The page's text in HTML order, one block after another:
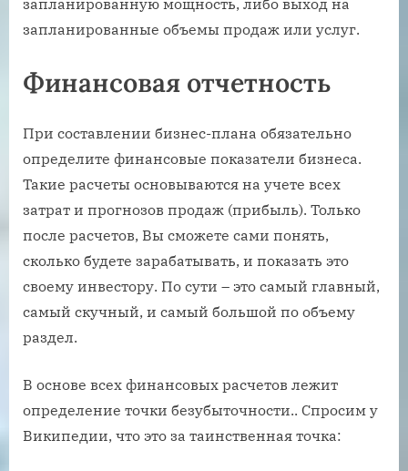
запланированные объемы продаж или услуг.
Финансовая отчетность
При составлении бизнес-плана обязательно
определите финансовые показатели бизнеса.
Такие расчеты основываются на учете всех
затрат и прогнозов продаж (прибыль). Только
после расчетов, Вы сможете сами понять,
сколько будете зарабатывать, и показать это
своему инвестору. По сути – это самый главный,
самый скучный, и самый большой по объему
раздел.
В основе всех финансовых расчетов лежит
определение точки безубыточности.. Спросим у
Википедии, что это за таинственная точка: